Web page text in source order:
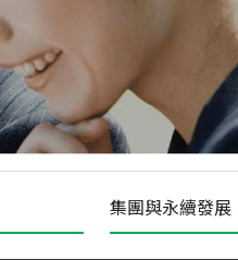
1,808
集團與永續發展